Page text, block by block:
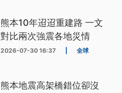
熊本10年迢迢重建路 一文
對比兩次強震各地災情
2026-07-30 16:37 全球
熊本地震高架橋錯位卻沒